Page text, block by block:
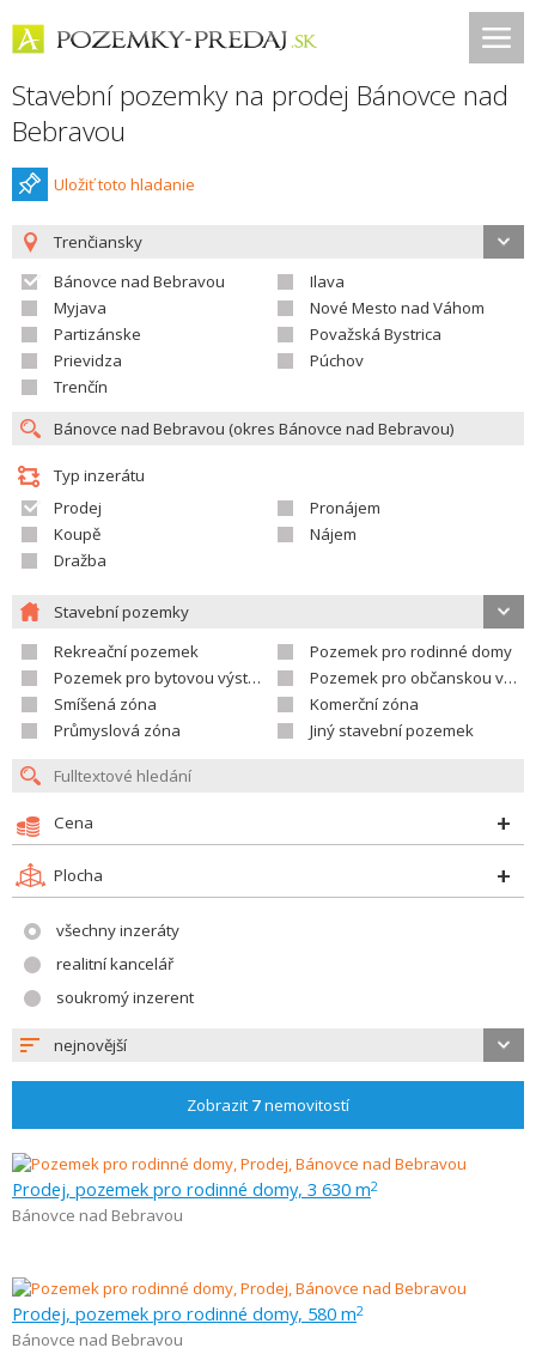
Stavební pozemky na prodej Bánovce nad
Bebravou
Uložiť toto hladanie
Trenčiansky
Bánovce nad Bebravou
Ilava
Myjava
Nové Mesto nad Váhom
Partizánske
Považská Bystrica
Prievidza
Púchov
Trenčín
Typ inzerátu
Prodej
Pronájem
Koupě
Nájem
Dražba
Stavební pozemky
Rekreační pozemek
Pozemek pro rodinné domy
Pozemek pro bytovou výstavbu
Pozemek pro občanskou vybavenost
Smíšená zóna
Komerční zóna
Průmyslová zóna
Jiný stavební pozemek
Cena
Plocha
všechny inzeráty
realitní kancelář
soukromý inzerent
nejnovější
Zobrazit 7nemovitostí
Prodej, pozemek pro rodinné domy, 3 630 m2
Bánovce nad Bebravou
Prodej, pozemek pro rodinné domy, 580 m2
Bánovce nad Bebravou